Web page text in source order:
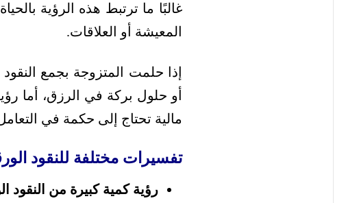
غالبًا ما ترتبط هذه الرؤية
المعيشة أو العلاقات.
إذا حلمت المتزوجة بجمع
أو حلول بركة في الرزق، أما
مالية تحتاج إلى حكمة في
تفسيرات مختلفة للنقود
رؤية كمية كبيرة من النقود